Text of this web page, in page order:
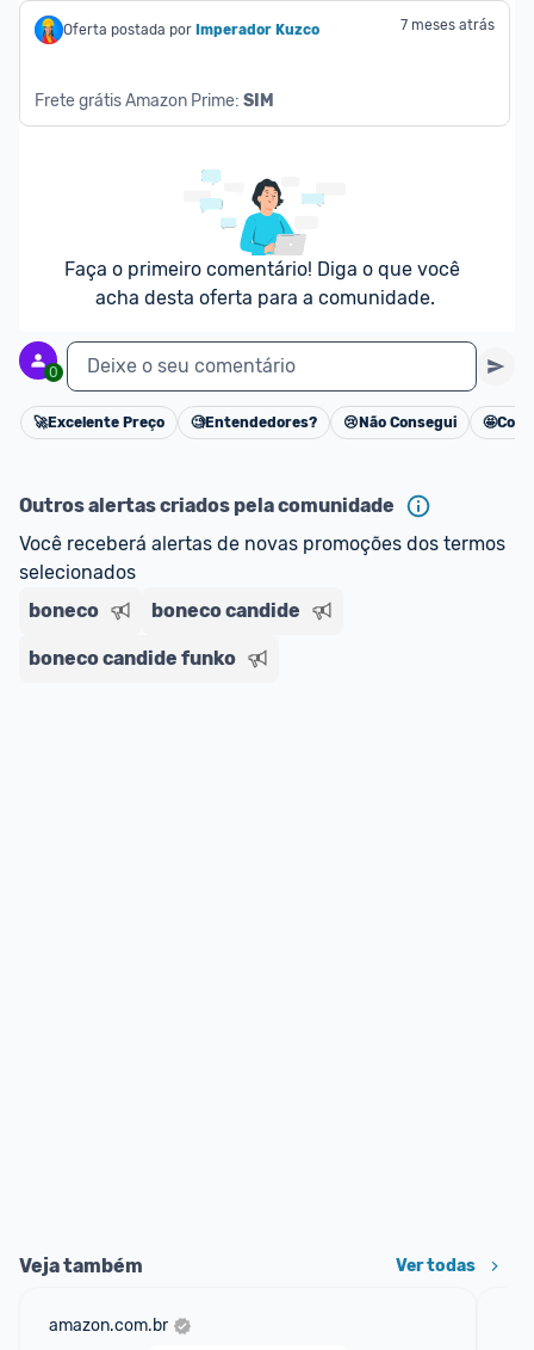
Oferta postada por Imperador Kuzco 7 meses atrás
Frete grátis Amazon Prime: SIM
Faça o primeiro comentário! Diga o que você
acha desta oferta para a comunidade.
0 Deixe o seu comentário
Cancelar
🚀Excelente Preço 🧐Entendedores? 😢 Não Consegui 🤩
Outros alertas criados pela comunidade
Você receberá alertas de novas promoções dos termos
selecionados
boneco
boneco candide
boneco candide funko
Veja também Ver todas
amazon.com.br